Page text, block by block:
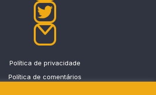
Política de privacidade
Política de comentários